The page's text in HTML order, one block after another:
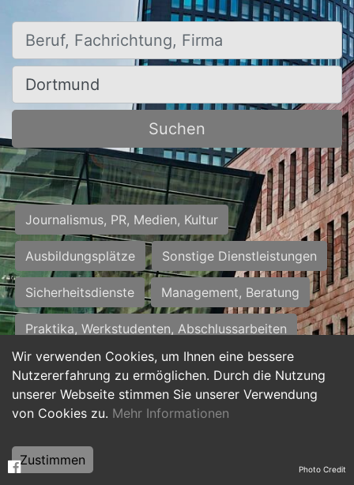
Wir verwenden Cookies, um Ihnen eine bessere
Nutzererfahrung zu ermöglichen. Durch die Nutzung
unserer Webseite stimmen Sie unserer Verwendung
von Cookies zu. Mehr Informationen
Zustimmen
Beruf, Fachrichtung, Firma
Ort, Stadt
Suchen
Journalismus, PR, Medien, Kultur
Ausbildungsplätze Sonstige Dienstleistungen
Sicherheitsdienste Management, Beratung
Praktika, Werkstudenten, Abschlussarbeiten
Personalwesen Assistenz, Sekretariat
Hilfskräfte, Aushilfs- und Nebenjobs
Weiterbildung, Studium, duale Ausbildung Photo Credit